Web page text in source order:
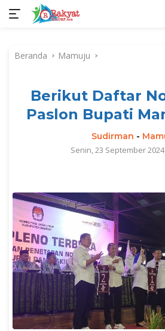
kontenBeranda Mamuju
Berikut Daftar
Paslon Bupati
Sudirman -
Senin, 23 September 2024